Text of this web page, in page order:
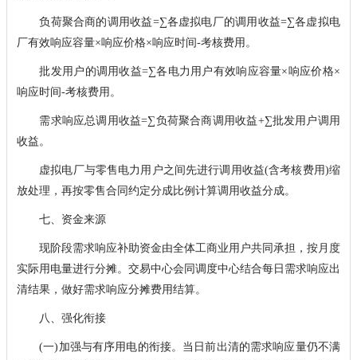
负荷聚合商的调用收益=∑各虚拟电厂的调用收益=∑各虚拟电
厂有效响应容量×响应价格×响应时间-考核费用。
批发用户的调用收益=∑各电力用户有效响应容量×响应价格×
响应时间-考核费用。
需求响应总调用收益=∑负荷聚合商调用收益+∑批发用户调用
收益。
虚拟电厂与零售电力用户之间先进行调用收益(含考核费用)缩
放处理，再按零售合同约定分成比例计算调用收益分成。
七、资金来源
现阶段需求响应补助资金由全体工商业用户共同承担，按月度
实际用电量进行分摊。交易中心会同调度中心结合每日需求响应出
清结果，做好需求响应分摊费用结算。
八、强化衔接
(一)加强与有序用电的衔接。当日前出清的需求响应量仍不满